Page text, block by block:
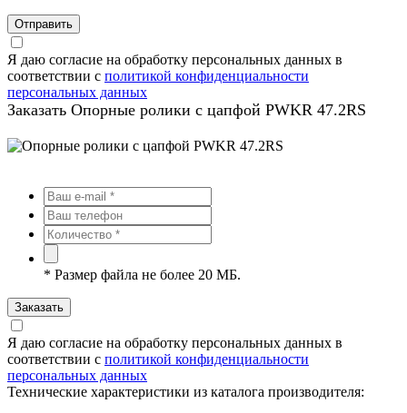
Отправить
Я даю согласие на обработку персональных данных в
соответствии с политикой конфиденциальности
персональных данных
Заказать Опорные ролики с цапфой PWKR 47.2RS
* Размер файла не более 20 МБ.
Заказать
Я даю согласие на обработку персональных данных в
соответствии с политикой конфиденциальности
персональных данных
Технические характеристики из каталога производителя: